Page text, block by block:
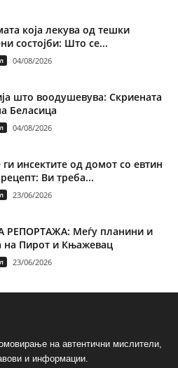
која лекува од тешки
состојби: Што се...
04/08/2026
што воодушевува: Скриената
Беласица
04/08/2026
ги инсектите од домот со евтин
Ви треба...
23/06/2026
РЕПОРТАЖА: Меѓу планини и
на Пирот и Књажевац
23/06/2026
на автентични мислители,
и информации.